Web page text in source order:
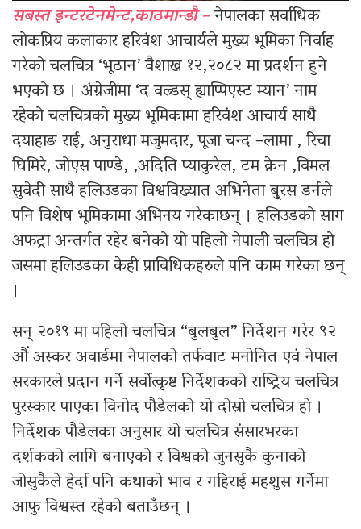
सबस्त इन्टरटेनमेन्ट,काठमान्डौ –नेपालका सर्वाधिक
लोकप्रिय कलाकार हरिवंश आचार्यले मुख्य भूमिका निर्वाह
गरेको चलचित्र ‘भूठान’ वैशाख १२,२०८२ मा प्रदर्शन हुने
भएको छ । अंग्रेजीमा ‘द वल्र्डस् ह्याप्पिएस्ट म्यान’ नाम
रहेको चलचित्रको मुख्य भूमिकामा हरिवंश आचार्य साथै
दयाहाङ राई, अनुराधा मजुमदार, पूजा चन्द –लामा , रिचा
घिमिरे, जोएस पाण्डे, ,अदिति प्याकुरेल, टम क्रेन ,विमल
सुवेदी साथै हलिउडका विश्वविख्यात अभिनेता बु्रस डर्नले
पनि विशेष भूमिकामा अभिनय गरेकाछन् । हलिउडको साग
अफट्रा अन्तर्गत रहेर बनेको यो पहिलो नेपाली चलचित्र हो
जसमा हलिउडका केही प्राविधिकहरुले पनि काम गरेका छन्
।
सन् २०१९ मा पहिलो चलचित्र “बुलबुल” निर्देशन गरेर ९२
औं अस्कर अवार्डमा नेपालको तर्फवाट मनोनित एवं नेपाल
सरकारले प्रदान गर्ने सर्वोत्कृष्ट निर्देशकको राष्ट्रिय चलचित्र
पुरस्कार पाएका विनोद पौडेलको यो दोस्रो चलचित्र हो ।
निर्देशक पौडेलका अनुसार यो चलचित्र संसारभरका
दर्शकको लागि बनाएको र विश्वको जुनसुकै कुनाको
जोसुकैले हेर्दा पनि कथाको भाव र गहिराई महशुस गर्नेमा
आफु विश्वस्त रहेको बताउँछन् ।